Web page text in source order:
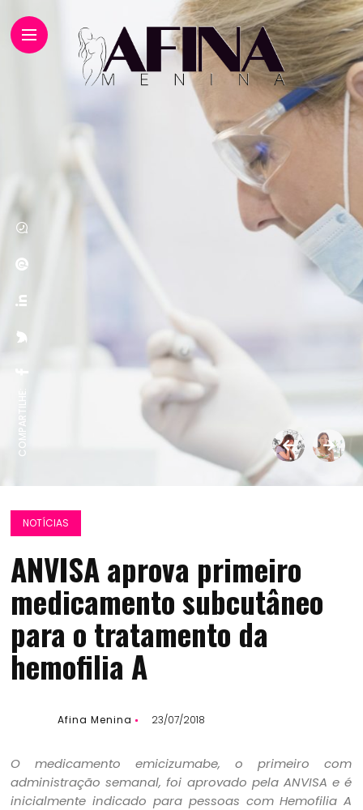
COMPARTILHE:
NOTÍCIAS
ANVISA aprova primeiro
medicamento subcutâneo
para o tratamento da
hemofilia A
Afina Menina 23/07/2018
O medicamento emicizumabe, o primeiro com
administração semanal, foi aprovado pela ANVISA e é
inicialmente indicado para pessoas com Hemofilia A